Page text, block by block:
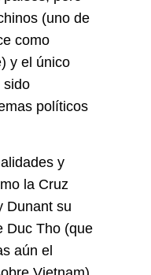
(uno de
como
y el único
sido
políticos
y
la Cruz
Dunant su
Duc Tho (que
aún el